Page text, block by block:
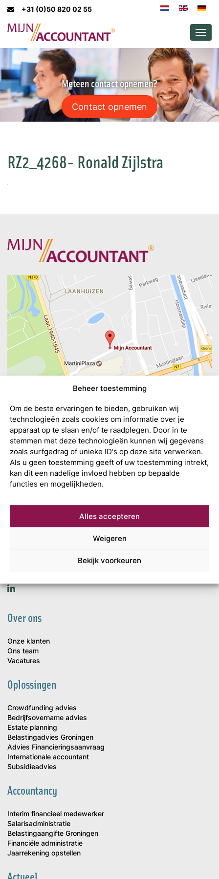
Beheer toestemming
Om de beste ervaringen te bieden, gebruiken wij
technologieën zoals cookies om informatie over je
apparaat op te slaan en/of te raadplegen. Door in te
stemmen met deze technologieën kunnen wij gegevens
zoals surfgedrag of unieke ID's op deze site verwerken.
Als u geen toestemming geeft of uw toestemming intrekt,
kan dit een nadelige invloed hebben op bepaalde
functies en mogelijkheden.
Alles accepteren
Weigeren
Bekijk voorkeuren
+31 (0)50 820 02 55
Meteen contact opnemen?
Contact opnemen
RZ2_4268- Ronald Zijlstra
Leonard Springerlaan 7
+31 (0)50 820 02 55
info@mijnaccountant.nl
Over ons
Onze klanten
Ons team
Vacatures
Oplossingen
Crowdfunding advies
Bedrijfsovername advies
Estate planning
Belastingadvies Groningen
Advies Financieringsaanvraag
Internationale accountant
Subsidieadvies
Accountancy
Interim financieel medewerker
Salarisadministratie
Belastingaangifte Groningen
Financiële administratie
Jaarrekening opstellen